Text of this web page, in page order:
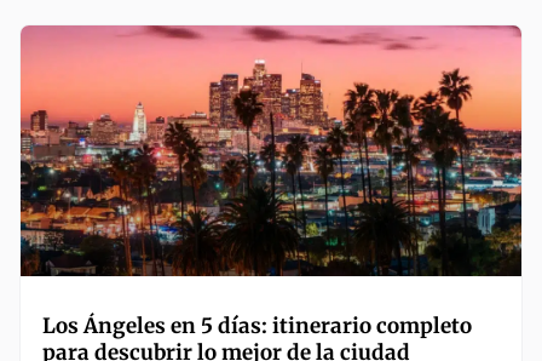
Los Ángeles en 5 días: itinerario completo
para descubrir lo mejor de la ciudad